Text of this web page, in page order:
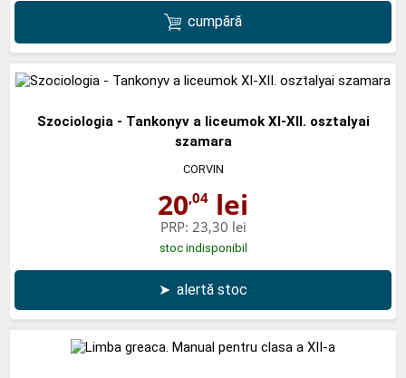
cumpără
Szociologia - Tankonyv a liceumok XI-XII. osztalyai
szamara
CORVIN
20,04 lei
PRP: 23,30 lei
stoc indisponibil
➤ alertă stoc